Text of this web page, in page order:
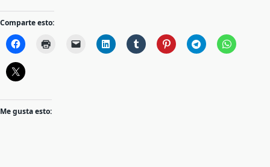
Comparte esto:
Me gusta esto: